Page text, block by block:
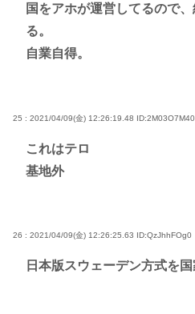
国をアホが運営してるので
る。
自業自得。
25 : 2021/04/09(金) 12:26:19.48 ID:2M03O7M40
これはテロ
基地外
26 : 2021/04/09(金) 12:26:25.63 ID:QzJhhFOg0
日本版スウェーデン方式を国